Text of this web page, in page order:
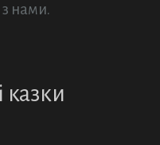
нами.
казки